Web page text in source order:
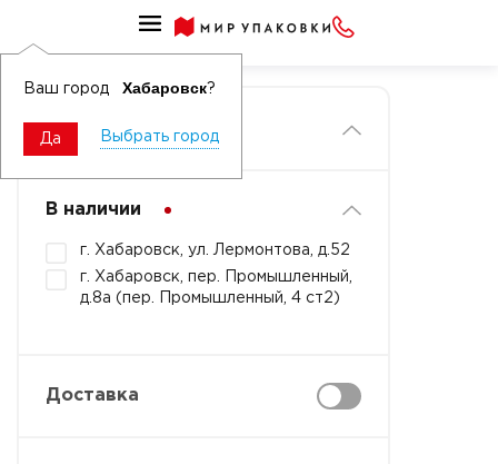
Ваш город Хабаровск?
Да Выбрать город
Главная
Фильтры
В наличии
г. Хабаровск, ул. Лермонтова, д.52
г. Хабаровск, пер. Промышленный,
д.8а (пер. Промышленный, 4 ст2)
Доставка